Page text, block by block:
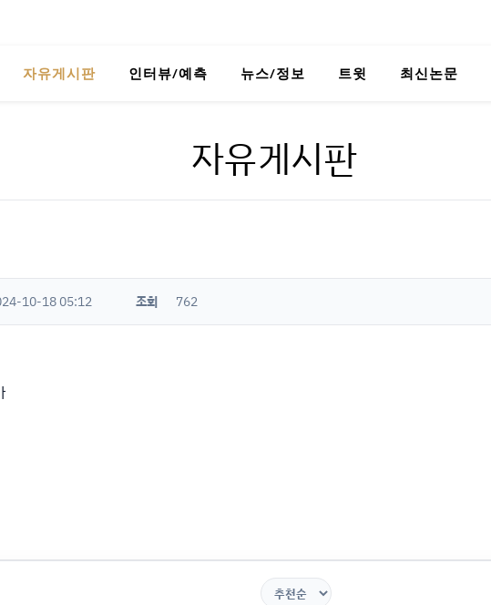
자유게시판 인터뷰/예측 뉴스/정보 트윗 최신논문
자유게시판
10-18 05:12 조회 762